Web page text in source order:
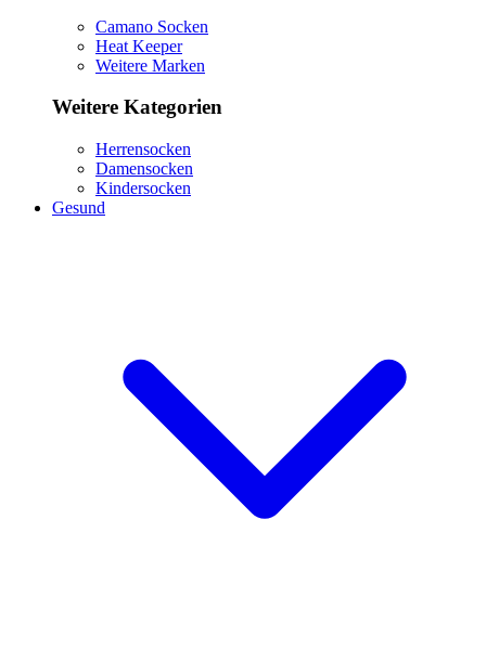
Camano Socken
Heat Keeper
Weitere Marken
Weitere Kategorien
Herrensocken
Damensocken
Kindersocken
Gesund